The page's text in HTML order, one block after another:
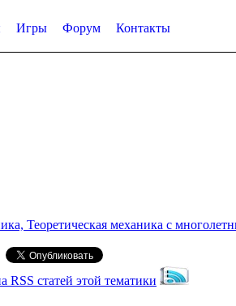
Игры Форум Контакты
Теоретическая механика с
RSS статей этой тематики